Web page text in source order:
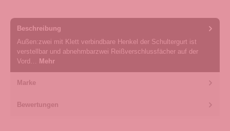
Beschreibung
Außen:zwei mit Klett verbindbare Henkel der Schultergurt ist
verstellbar und abnehmbarzwei Reißverschlussfächer auf der
Vord…
Mehr
Marke
Bewertungen